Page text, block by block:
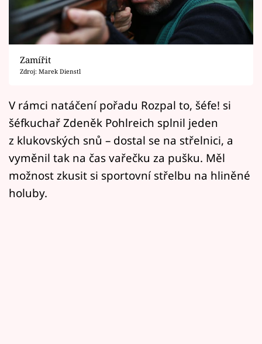
Horoskopy
Sledujte prima+
Filmový festival Karlovy Vary
Mámy sobě
Přihlášení
Sledujte nás
Zamířit
Zdroj: Marek Dienstl
V rámci natáčení pořadu Rozpal to, šéfe! si
šéfkuchař Zdeněk Pohlreich splnil jeden
z klukovských snů – dostal se na střelnici, a
vyměnil tak na čas vařečku za pušku. Měl
možnost zkusit si sportovní střelbu na hliněné
holuby.